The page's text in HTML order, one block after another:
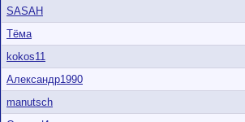
SASAH
Тёма
kokos11
Александр1990
manutsch